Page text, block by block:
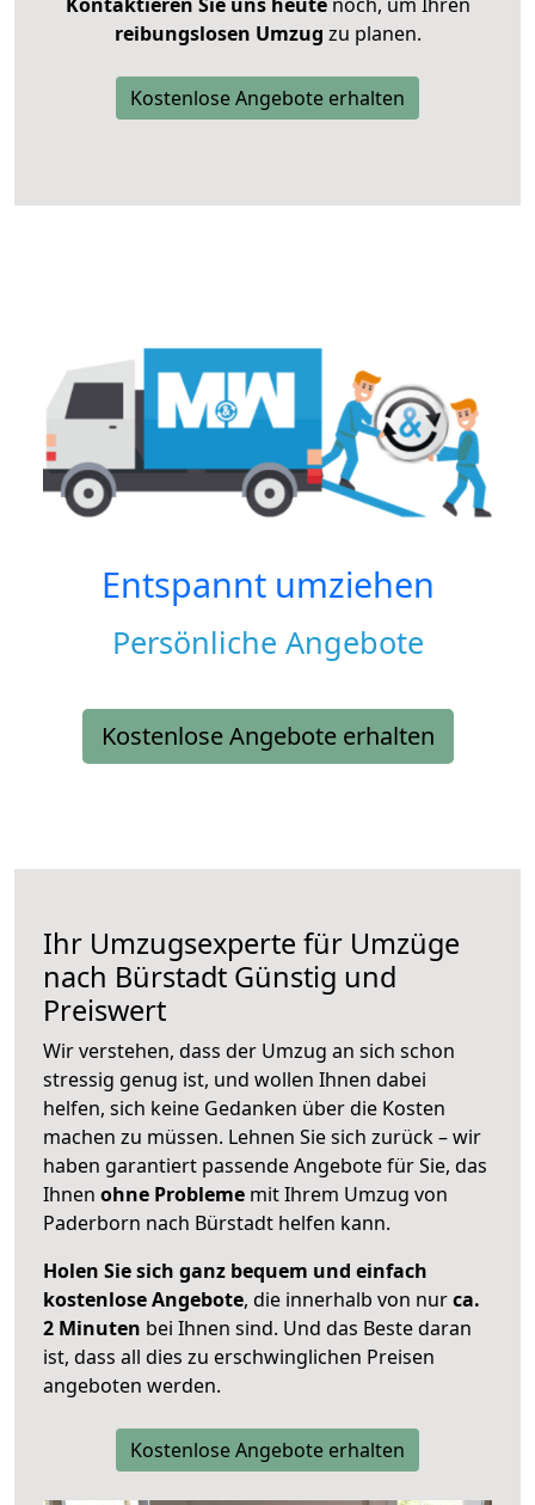
reibungslosen Umzug zu planen.
Kostenlose Angebote erhalten
Entspannt umziehen
Persönliche Angebote
Kostenlose Angebote erhalten
Ihr Umzugsexperte für Umzüge
nach Bürstadt Günstig und
Preiswert
Wir verstehen, dass der Umzug an sich schon
stressig genug ist, und wollen Ihnen dabei
helfen, sich keine Gedanken über die Kosten
machen zu müssen. Lehnen Sie sich zurück – wir
haben garantiert passende Angebote für Sie, das
Ihnen ohne Probleme mit Ihrem Umzug von
Paderborn nach Bürstadt helfen kann.
Holen Sie sich ganz bequem und einfach
kostenlose Angebote, die innerhalb von nurca.
2 Minuten bei Ihnen sind. Und das Beste daran
ist, dass all dies zu erschwinglichen Preisen
angeboten werden.
Kostenlose Angebote erhalten